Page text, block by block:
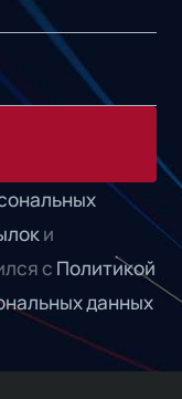
и
с Политикой
данных